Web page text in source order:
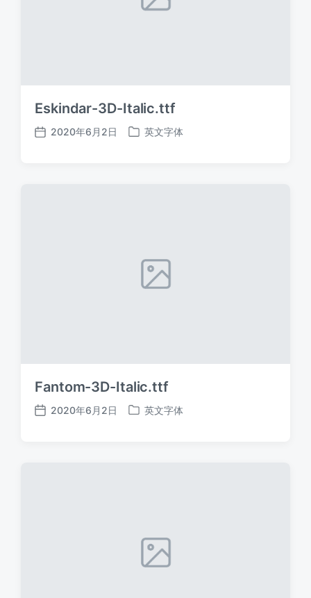
Eskindar-3D-Italic.ttf
发
2020年6月2日
发
英文字体
Fantom-3D-Italic.ttf
发
2020年6月2日
发
英文字体